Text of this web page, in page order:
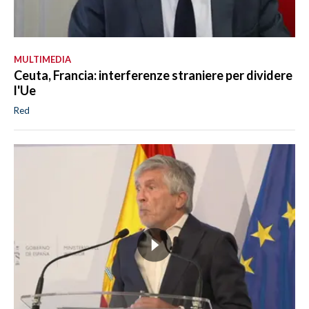
MULTIMEDIA
Ceuta, Francia: interferenze straniere per dividere
l'Ue
Red